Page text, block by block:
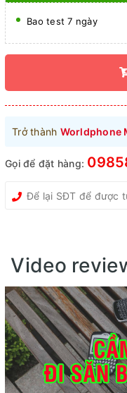
Bao test 7 ngày
Trở thành Worldphone
Gọi để đặt hàng:
Video